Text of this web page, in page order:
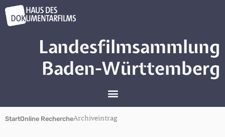
Landesfilmsammlung
Baden-Württemberg
StartOnline RechercheArchiveintrag